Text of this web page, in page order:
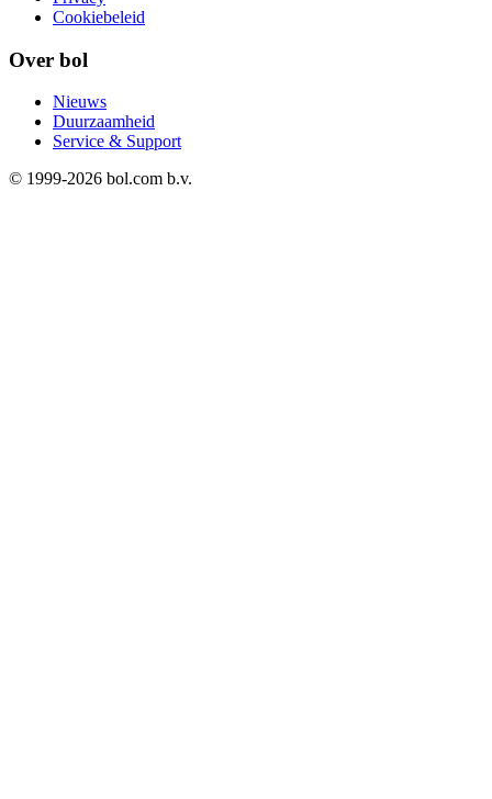
Cookiebeleid
Over bol
Nieuws
Duurzaamheid
Service & Support
© 1999-2026 bol.com b.v.